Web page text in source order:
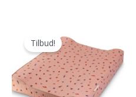
Tilbud!